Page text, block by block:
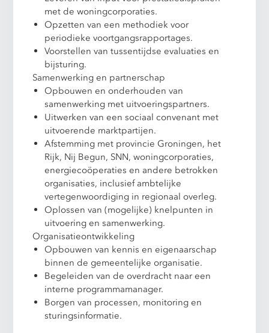
met de woningcorporaties.
Opzetten van een methodiek voor
periodieke voortgangsrapportages.
Voorstellen van tussentijdse evaluaties en
bijsturing.
Samenwerking en partnerschap
Opbouwen en onderhouden van
samenwerking met uitvoeringspartners.
Uitwerken van een sociaal convenant met
uitvoerende marktpartijen.
Afstemming met provincie Groningen, het
Rijk, Nij Begun, SNN, woningcorporaties,
energiecoöperaties en andere betrokken
organisaties, inclusief ambtelijke
vertegenwoordiging in regionaal overleg.
Oplossen van (mogelijke) knelpunten in
uitvoering en samenwerking.
Organisatieontwikkeling
Opbouwen van kennis en eigenaarschap
binnen de gemeentelijke organisatie.
Begeleiden van de overdracht naar een
interne programmamanager.
Borgen van processen, monitoring en
sturingsinformatie.